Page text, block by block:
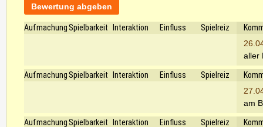
Bewertung abgeben
Aufmachung Spielbarkeit Interaktion Einfluss Spielreiz
aller
Aufmachung Spielbarkeit Interaktion Einfluss Spielreiz
am
Aufmachung Spielbarkeit Interaktion Einfluss Spielreiz